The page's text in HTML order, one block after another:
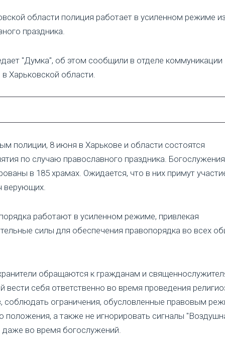
области полиция работает в усиленном режиме
праздника.
"Думка", об этом сообщили в отделе
Харьковской области.
полиции, 8 июня в Харькове и области состоятся
по случаю православного праздника. Богослужения
в 185 храмах. Ожидается, что в них примут
верующих.
работают в усиленном режиме, привлекая
силы для обеспечения правопорядка во всех
обращаются к гражданам и
вести себя ответственно во время проведения
соблюдать ограничения, обусловленные правовым
положения, а также не игнорировать сигналы
даже во время богослужений.